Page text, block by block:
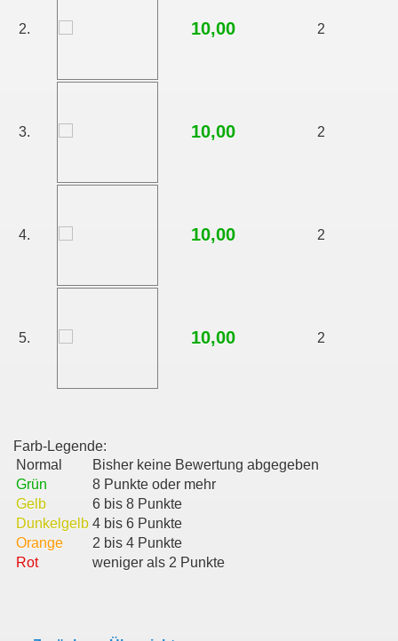
2. 10,00 2
3. 10,00 2
4. 10,00 2
5. 10,00 2
Farb-Legende:
Normal
Bisher keine Bewertung abgegeben
Grün
8 Punkte oder mehr
Gelb
6 bis 8 Punkte
Dunkelgelb 4 bis 6 Punkte
Orange
2 bis 4 Punkte
Rot
weniger als 2 Punkte